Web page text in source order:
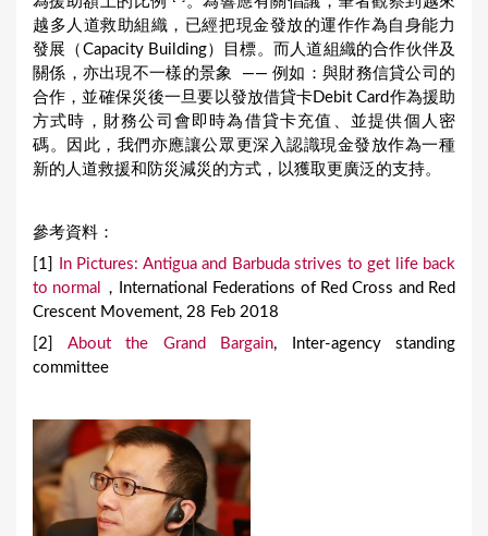
越多人道救助組織，已經把現金發放的運作作為自身能力
發展（Capacity Building）目標。而人道組織的合作伙伴及
關係，亦出現不一樣的景象 —— 例如：與財務信貸公司的
合作，並確保災後一旦要以發放借貸卡Debit Card作為援助
方式時，財務公司會即時為借貸卡充值、並提供個人密
碼。因此，我們亦應讓公眾更深入認識現金發放作為一種
新的人道救援和防災減災的方式，以獲取更廣泛的支持。
參考資料：
[1]
In Pictures: Antigua and Barbuda strives to get life back
to normal
，International Federations of Red Cross and Red
Crescent Movement, 28 Feb 2018
[2] About the Grand Bargain, Inter-agency standing
committee